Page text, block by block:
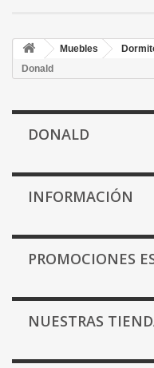
Muebles
Donald
DONALD
INFORMACIÓN
PROMOCIONES
NUESTRAS